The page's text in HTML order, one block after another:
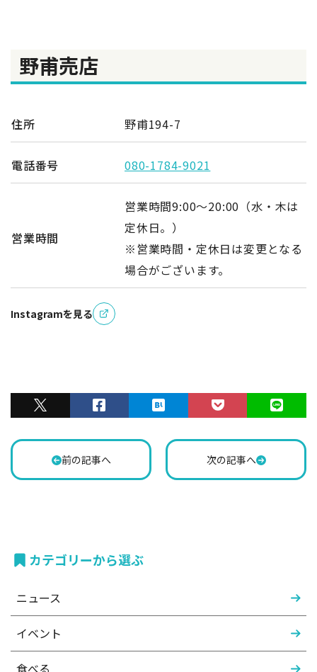
野甫売店
住所 野甫194-7
電話番号 080-1784-9021
営業時間
営業時間9:00～20:00（水・木は
定休日。）
※営業時間・定休日は変更となる
場合がございます。
Instagramを見る
前の記事へ 次の記事へ
カテゴリーから選ぶ
ニュース
イベント
食べる